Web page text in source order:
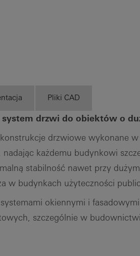
Pliki CAD
drzwi do obiektów o
drzwiowe wykonane
nadając każdemu budynkowi
stabilność nawet przy
w budynkach użyteczności
okiennymi i
szczególnie w